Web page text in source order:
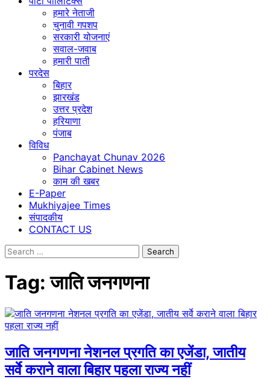
हमारे नेताजी
चुनावी गपशप
सरकारी योजनाएं
सवाल-जवाब
हमारी पाती
परदेस
बिहार
झारखंड
उत्तर प्रदेश
हरियाणा
पंजाब
विविध
Panchayat Chunav 2026
Bihar Cabinet News
काम की खबर
E-Paper
Mukhiyajee Times
संपादकीय
CONTACT US
Search
Tag:जाति जनगणना
जाति जनगणना नेशनल प्रगति का एजेंडा, जातीय
सर्वे कराने वाला बिहार पहला राज्य नहीं